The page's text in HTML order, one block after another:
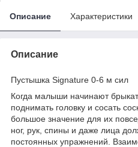
Описание Характеристики
Описание
Пустышка Signature 0-6 м сил
Когда малыши начинают
поднимать головку и сосать
большое значение для их
ног, рук, спины и даже лица
постоянных упражнений.